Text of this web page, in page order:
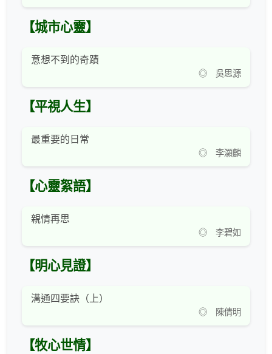
【城市心靈】
意想不到的奇蹟
◎ 吳思源
【平視人生】
最重要的日常
◎ 李灝麟
【心靈絮語】
親情再思
◎ 李碧如
【明心見證】
溝通四要訣（上）
◎ 陳倩明
【牧心世情】